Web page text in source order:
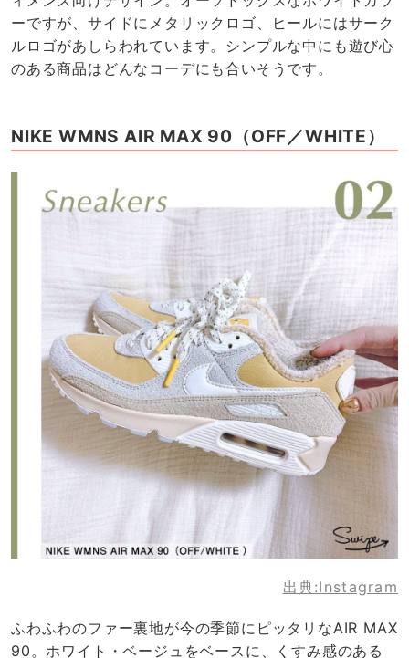
ーですが、サイドにメタリックロゴ、ヒールにはサーク
ルロゴがあしらわれています。シンプルな中にも遊び心
のある商品はどんなコーデにも合いそうです。
NIKE WMNS AIR MAX 90（OFF／WHITE）
出典:Instagram
ふわふわのファー裏地が今の季節にピッタリなAIR MAX
90。ホワイト・ベージュをベースに、くすみ感のある